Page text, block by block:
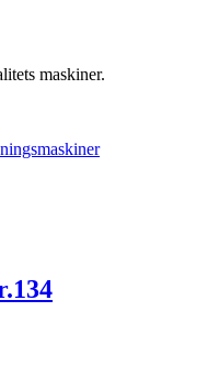
maskiner.